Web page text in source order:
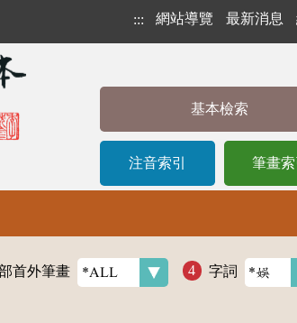
::: 網站導覽 最新消息
基本檢索
注音索引 筆畫索
首外筆畫 字詞